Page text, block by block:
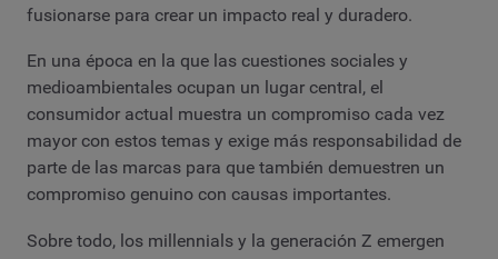
fusionarse para crear un impacto real y duradero.
En una época en la que las cuestiones sociales y
medioambientales ocupan un lugar central, el
consumidor actual muestra un compromiso cada vez
mayor con estos temas y exige más responsabilidad de
parte de las marcas para que también demuestren un
compromiso genuino con causas importantes.
Sobre todo, los millennials y la generación Z emergen